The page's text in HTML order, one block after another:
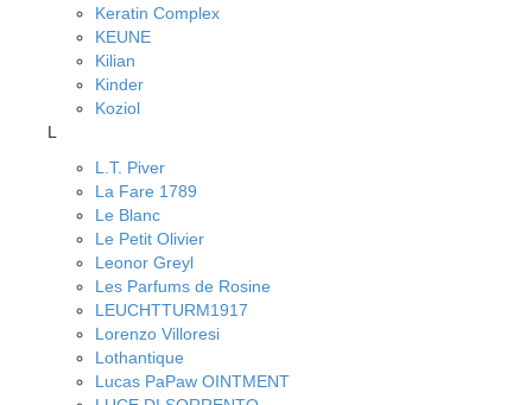
Keratin Complex
KEUNE
Kilian
Kinder
Koziol
L
L.T. Piver
La Fare 1789
Le Blanc
Le Petit Olivier
Leonor Greyl
Les Parfums de Rosine
LEUCHTTURM1917
Lorenzo Villoresi
Lothantique
Lucas PaPaw OINTMENT